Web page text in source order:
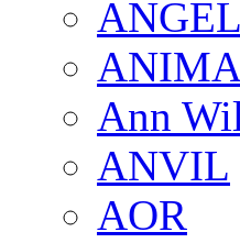
Ann
ANVIL
AOR